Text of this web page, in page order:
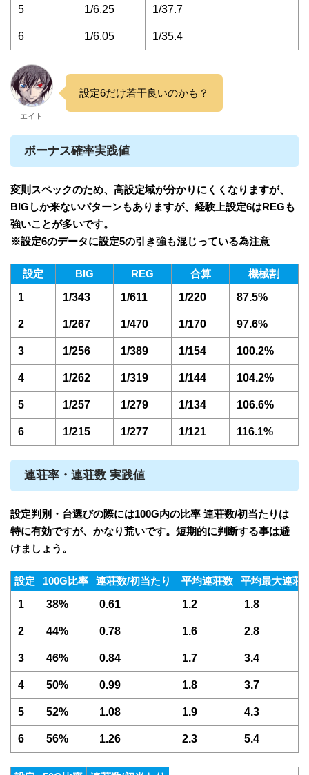
5 1/6.25 1/37.7
6 1/6.05 1/35.4
エイト
設定6だけ若干良いのかも？
ボーナス確率実践値
変則スペックのため、高設定域が分かりにくくなりますが、
BIGしか来ないパターンもありますが、経験上設定6はREGも
強いことが多いです。
※設定6のデータに設定5の引き強も混じっている為注意
設定 BIG REG 合算
機械割
1
1/343 1/611 1/220 87.5%
2 1/267 1/470 1/170 97.6%
3 1/256 1/389 1/154 100.2%
4 1/262 1/319 1/144 104.2%
5 1/257 1/279 1/134 106.6%
6 1/215 1/277 1/121 116.1%
連荘率・連荘数 実践値
設定判別・台選びの際には100G内の比率 連荘数/初当たりは
特に有効ですが、かなり荒いです。短期的に判断する事は避
けましょう。
設定 100G比率 連荘数/初当たり 平均連荘数
平均最大連荘
1
38% 0.61 1.2 1.8
2 44% 0.78 1.6 2.8
3 46% 0.84 1.7 3.4
4 50% 0.99 1.8 3.7
5 52% 1.08 1.9 4.3
6 56% 1.26 2.3 5.4